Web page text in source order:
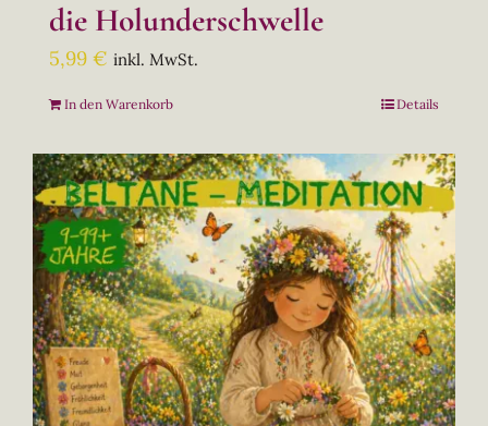
die Holunderschwelle
5,99 € inkl. MwSt.
In den Warenkorb Details